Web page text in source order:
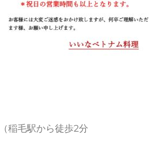
稲毛駅から徒歩2分